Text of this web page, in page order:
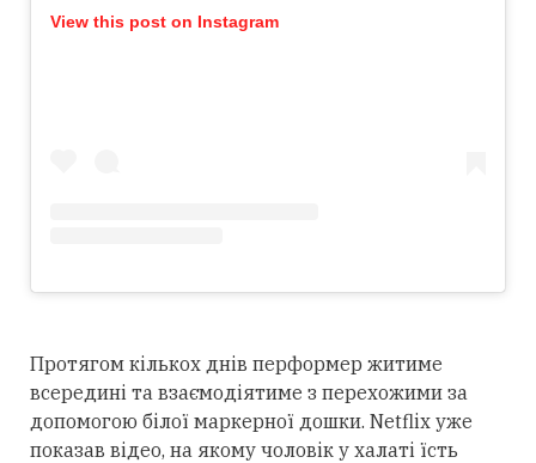
View this post on Instagram
Протягом кількох днів перформер житиме
всередині та взаємодіятиме з перехожими за
допомогою білої маркерної дошки. Netflix уже
показав відео, на якому чоловік у халаті їсть